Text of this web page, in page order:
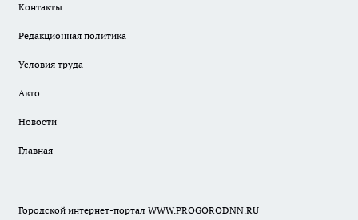
Контакты
Редакционная политика
Условия труда
Авто
Новости
Главная
Городской интернет-портал WWW.PROGORODNN.RU